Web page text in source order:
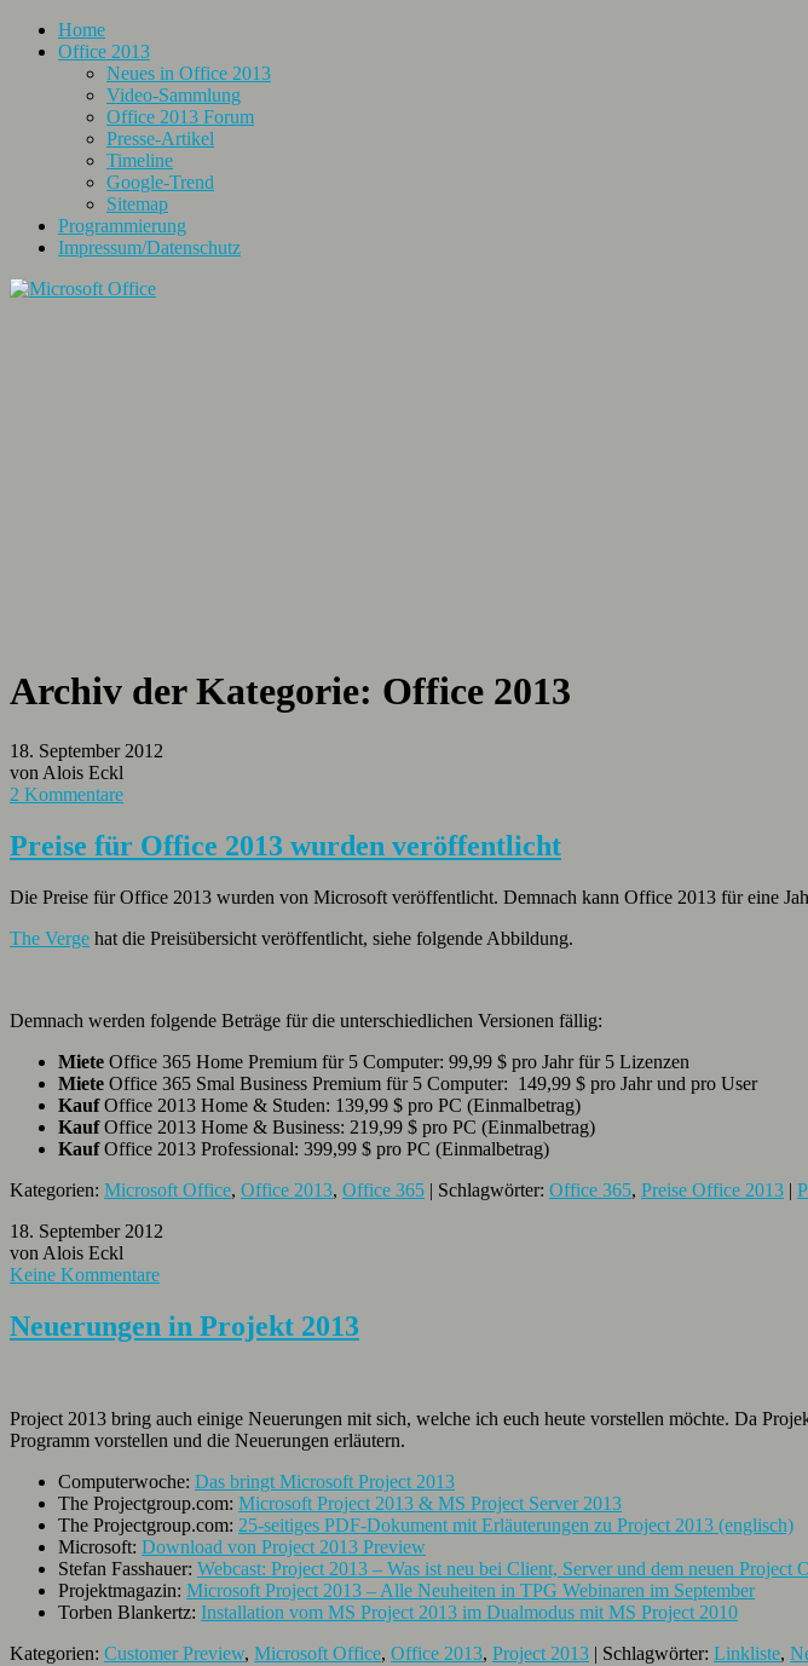
Home
Office 2013
Neues in Office 2013
Video-Sammlung
Office 2013 Forum
Presse-Artikel
Timeline
Google-Trend
Sitemap
Programmierung
Impressum/Datenschutz
Archiv der Kategorie: Office 2013
18. September 2012
von Alois Eckl
2 Kommentare
Preise für Office 2013 wurden veröffentlicht
Die Preise für Office 2013 wurden von Microsoft veröffentlicht. Demnach kann Office 2013 für eine
The Verge hat die Preisübersicht veröffentlicht, siehe folgende Abbildung.
Demnach werden folgende Beträge für die unterschiedlichen Versionen fällig:
Miete Office 365 Home Premium für 5 Computer: 99,99 $ pro Jahr für 5 Lizenzen
Miete Office 365 Smal Business Premium für 5 Computer: 149,99 $ pro Jahr und pro User
KaufOffice 2013 Home & Studen: 139,99 $ pro PC (Einmalbetrag)
KaufOffice 2013 Home & Business: 219,99 $ pro PC (Einmalbetrag)
KaufOffice 2013 Professional: 399,99 $ pro PC (Einmalbetrag)
Kategorien: Microsoft Office, Office 2013, Office 365 | Schlagwörter: Office 365, Preise Office 2013 |
18. September 2012
von Alois Eckl
Keine Kommentare
Neuerungen in Projekt 2013
Project 2013 bring auch einige Neuerungen mit sich, welche ich euch heute vorstellen möchte. Da
Programm vorstellen und die Neuerungen erläutern.
Computerwoche: Das bringt Microsoft Project 2013
The Projectgroup.com: Microsoft Project 2013 & MS Project Server 2013
The Projectgroup.com: 25-seitiges PDF-Dokument mit Erläuterungen zu Project 2013 (englisch)
Microsoft: Download von Project 2013 Preview
Stefan Fasshauer: Webcast: Project 2013 – Was ist neu bei Client, Server und dem neuen Project
Projektmagazin: Microsoft Project 2013 – Alle Neuheiten in TPG Webinaren im September
Torben Blankertz: Installation vom MS Project 2013 im Dualmodus mit MS Project 2010
Kategorien: Customer Preview, Microsoft Office, Office 2013, Project 2013 | Schlagwörter: Linkliste,